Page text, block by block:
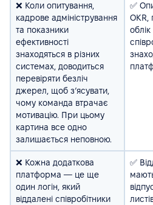
​​❌ Коли опитування,
кадрове адміністрування
та показники
ефективності
знаходяться в різних
системах, доводиться
перевіряти безліч
джерел, щоб з’ясувати,
чому команда втрачає
мотивацію. При цьому
картина все одно
залишається неповною.
✅
OKR,
❌ Кожна додаткова
платформа — це ще
один логін, який
віддалені співробітники
✅